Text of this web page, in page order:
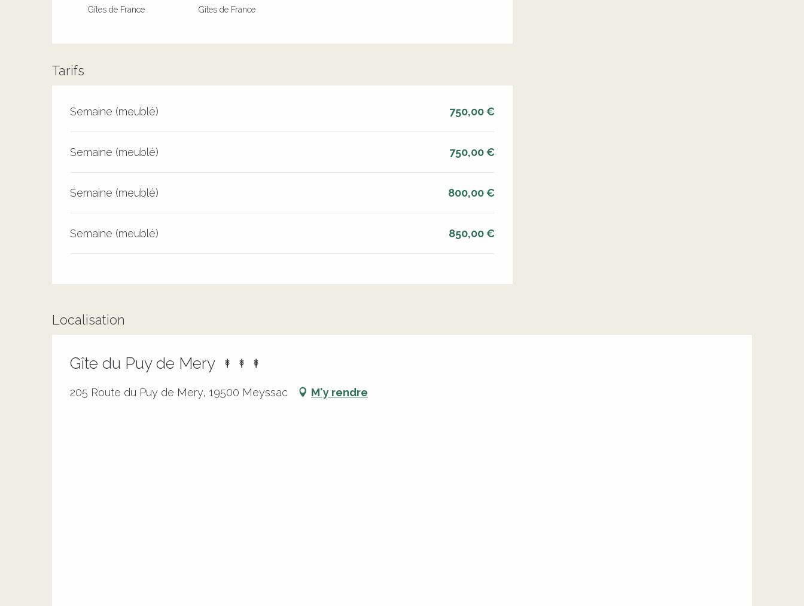
Gîtes de France Gîtes de France
Tarifs
Tarifs 2026
Semaine (meublé) 750,00 €
Semaine (meublé) 750,00 €
Semaine (meublé) 800,00 €
Semaine (meublé) 850,00 €
Localisation
Gîte du Puy de Mery
205 Route du Puy de Mery, 19500 Meyssac M'y rendre